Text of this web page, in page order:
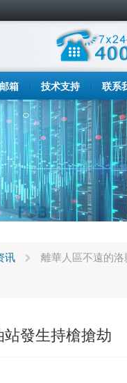
箱 技术支持 联系
讯 離華人區不遠的
發生持槍搶劫